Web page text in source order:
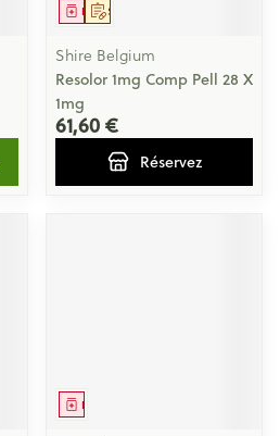
Sur prescription
Médicament
Shire Belgium
Resolor 1mg Comp Pell 28 X
1mg
61,60 €
Réservez
Médicament